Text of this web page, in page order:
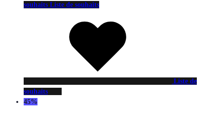
souhaits Liste de souhaits
Liste de
souhaits
45%